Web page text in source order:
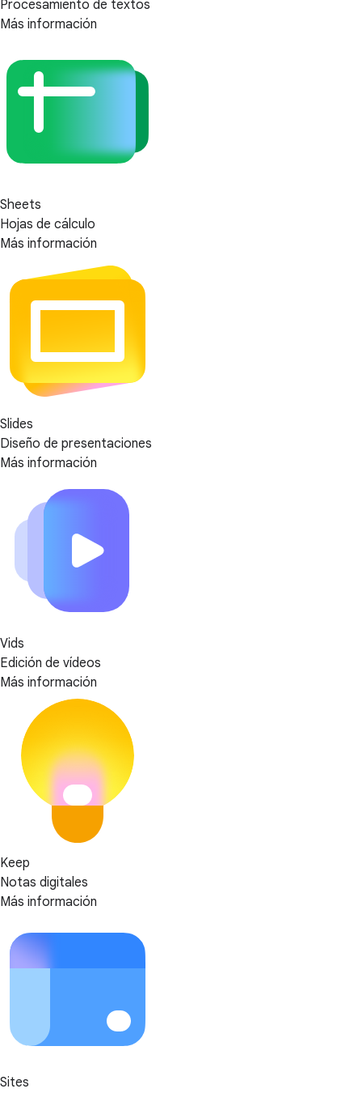
Procesamiento de textos
Más información
Sheets
Hojas de cálculo
Más información
Slides
Diseño de presentaciones
Más información
Vids
Edición de vídeos
Más información
Keep
Notas digitales
Más información
Sites